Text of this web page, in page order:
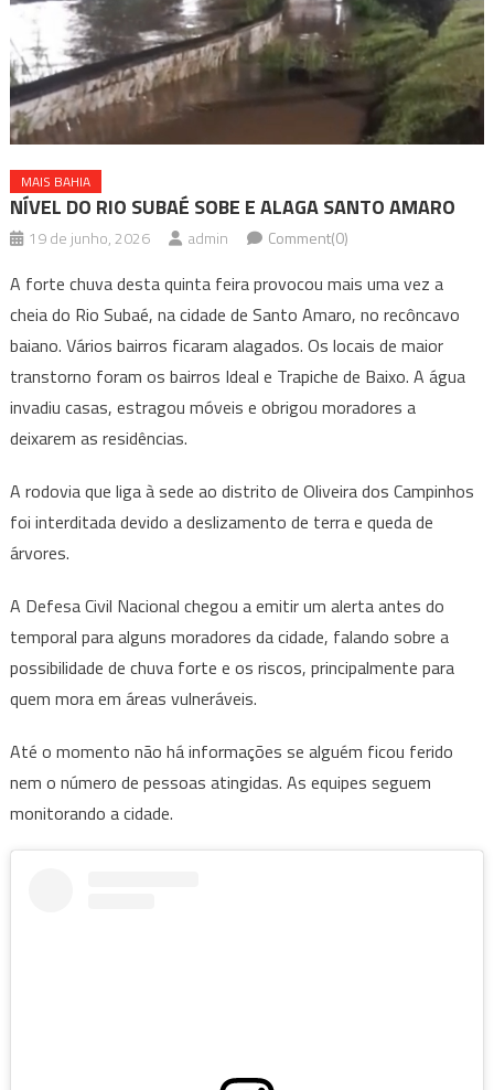
MAIS BAHIA
NÍVEL DO RIO SUBAÉ SOBE E ALAGA SANTO AMARO
19 de junho, 2026 admin Comment(0)
A forte chuva desta quinta feira provocou mais uma vez a
cheia do Rio Subaé, na cidade de Santo Amaro, no recôncavo
baiano. Vários bairros ficaram alagados. Os locais de maior
transtorno foram os bairros Ideal e Trapiche de Baixo. A água
invadiu casas, estragou móveis e obrigou moradores a
deixarem as residências.
A rodovia que liga à sede ao distrito de Oliveira dos Campinhos
foi interditada devido a deslizamento de terra e queda de
árvores.
A Defesa Civil Nacional chegou a emitir um alerta antes do
temporal para alguns moradores da cidade, falando sobre a
possibilidade de chuva forte e os riscos, principalmente para
quem mora em áreas vulneráveis.
Até o momento não há informações se alguém ficou ferido
nem o número de pessoas atingidas. As equipes seguem
monitorando a cidade.